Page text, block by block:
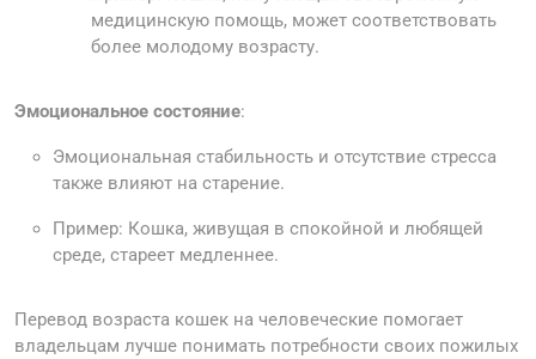
медицинскую помощь, может соответствовать
более молодому возрасту.
Эмоциональное состояние:
Эмоциональная стабильность и отсутствие стресса
также влияют на старение.
Пример: Кошка, живущая в спокойной и любящей
среде, стареет медленнее.
Перевод возраста кошек на человеческие помогает
владельцам лучше понимать потребности своих пожилых